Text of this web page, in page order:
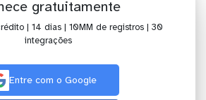
gratuitamente
| 14 dias | 10MM de registros | 30
integrações
Entre com o Google